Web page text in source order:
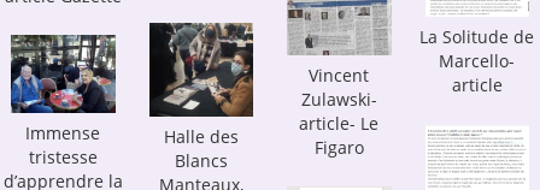
Immense
tristesse
d’apprendre la
Halle des
Blancs
Manteaux,
Vincent
Zulawski-
article- Le
Figaro
La Solitude de
Marcello-
article